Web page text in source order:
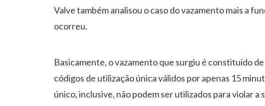
Valve também analisou o caso do vazamento mais a
ocorreu.
Basicamente, o vazamento que surgiu é constituído
códigos de utilização única válidos por apenas 15
único, inclusive, não podem ser utilizados para violar a